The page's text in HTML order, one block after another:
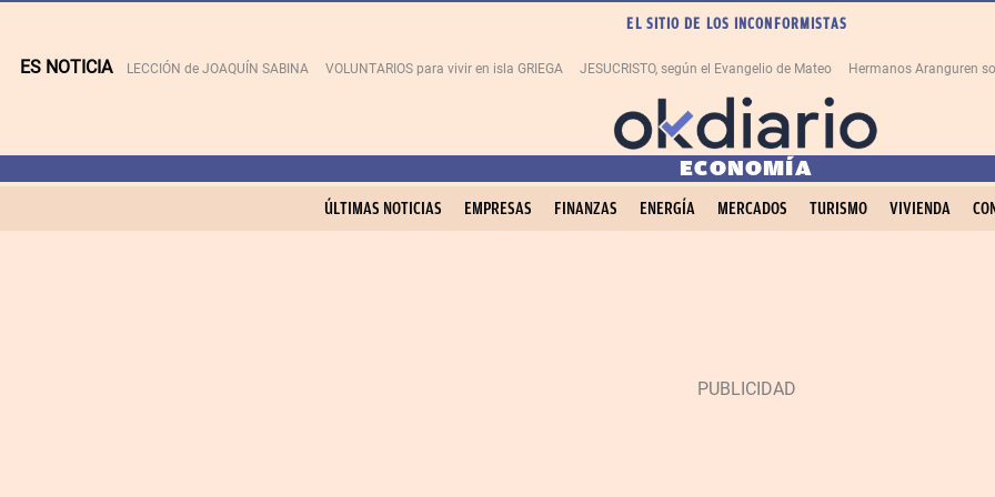
EL SITIO DE LOS INCONFORMISTAS
ES NOTICIA LECCIÓN de JOAQUÍN SABINA VOLUNTARIOS para vivir en isla GRIEGA JESUCRISTO, según el Evangelio de Mateo Hermanos Aranguren
ECONOMÍA
ÚLTIMAS NOTICIAS EMPRESAS FINANZAS ENERGÍA MERCADOS TURISMO VIVIENDA